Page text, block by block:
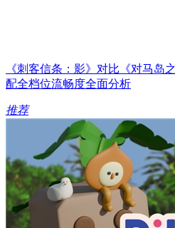
《刺客信条：影》对比《对马岛
配全档位流畅度全面分析
推荐